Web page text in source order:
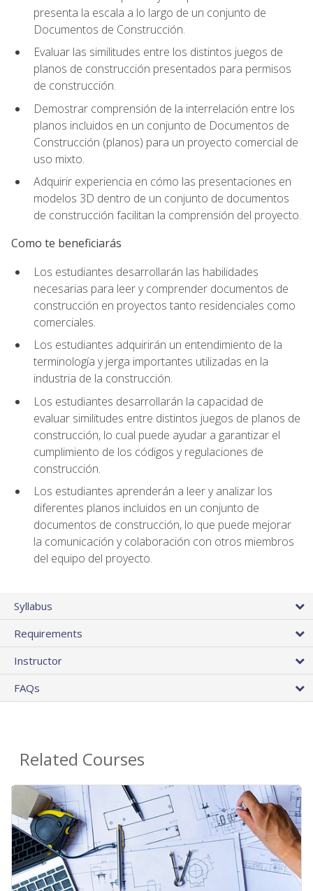
presenta la escala a lo largo de un conjunto de
Documentos de Construcción.
Evaluar las similitudes entre los distintos juegos de
planos de construcción presentados para permisos
de construcción.
Demostrar comprensión de la interrelación entre los
planos incluidos en un conjunto de Documentos de
Construcción (planos) para un proyecto comercial de
uso mixto.
Adquirir experiencia en cómo las presentaciones en
modelos 3D dentro de un conjunto de documentos
de construcción facilitan la comprensión del proyecto.
Como te beneficiarás
Los estudiantes desarrollarán las habilidades
necesarias para leer y comprender documentos de
construcción en proyectos tanto residenciales como
comerciales.
Los estudiantes adquirirán un entendimiento de la
terminología y jerga importantes utilizadas en la
industria de la construcción.
Los estudiantes desarrollarán la capacidad de
evaluar similitudes entre distintos juegos de planos de
construcción, lo cual puede ayudar a garantizar el
cumplimiento de los códigos y regulaciones de
construcción.
Los estudiantes aprenderán a leer y analizar los
diferentes planos incluidos en un conjunto de
documentos de construcción, lo que puede mejorar
la comunicación y colaboración con otros miembros
del equipo del proyecto.
Syllabus
Requirements
Instructor
FAQs
Related Courses